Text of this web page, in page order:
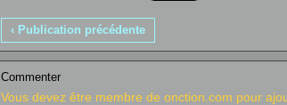
‹ Publication précédente
Commenter
Vous devez être membre de onction.com pour